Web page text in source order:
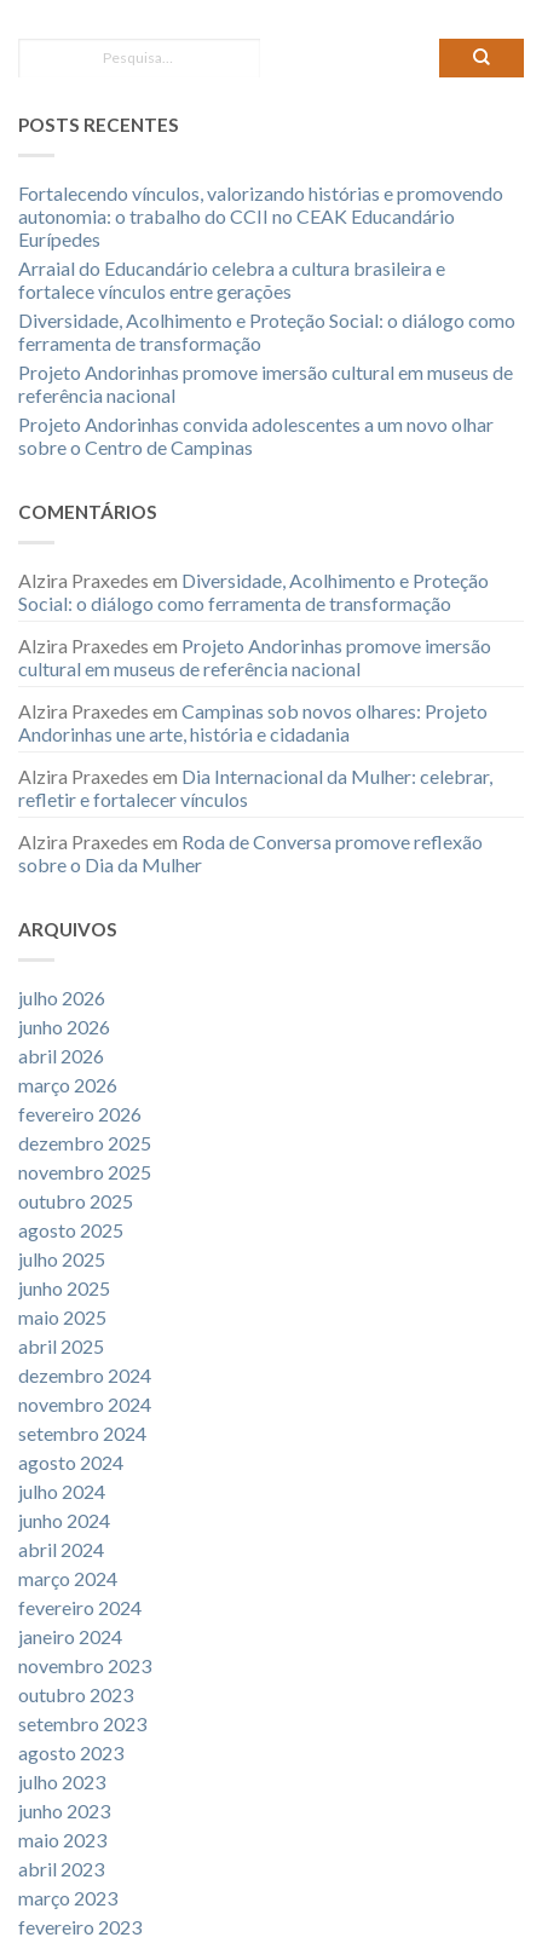
POSTS RECENTES
Fortalecendo vínculos, valorizando histórias e promovendo
autonomia: o trabalho do CCII no CEAK Educandário
Eurípedes
Arraial do Educandário celebra a cultura brasileira e
fortalece vínculos entre gerações
Diversidade, Acolhimento e Proteção Social: o diálogo como
ferramenta de transformação
Projeto Andorinhas promove imersão cultural em museus de
referência nacional
Projeto Andorinhas convida adolescentes a um novo olhar
sobre o Centro de Campinas
COMENTÁRIOS
Alzira Praxedes em Diversidade, Acolhimento e Proteção
Social: o diálogo como ferramenta de transformação
Alzira Praxedes em Projeto Andorinhas promove imersão
cultural em museus de referência nacional
Alzira Praxedes em Campinas sob novos olhares: Projeto
Andorinhas une arte, história e cidadania
Alzira Praxedes em Dia Internacional da Mulher: celebrar,
refletir e fortalecer vínculos
Alzira Praxedes em Roda de Conversa promove reflexão
sobre o Dia da Mulher
ARQUIVOS
julho 2026
junho 2026
abril 2026
março 2026
fevereiro 2026
dezembro 2025
novembro 2025
outubro 2025
agosto 2025
julho 2025
junho 2025
maio 2025
abril 2025
dezembro 2024
novembro 2024
setembro 2024
agosto 2024
julho 2024
junho 2024
abril 2024
março 2024
fevereiro 2024
janeiro 2024
novembro 2023
outubro 2023
setembro 2023
agosto 2023
julho 2023
junho 2023
maio 2023
abril 2023
março 2023
fevereiro 2023